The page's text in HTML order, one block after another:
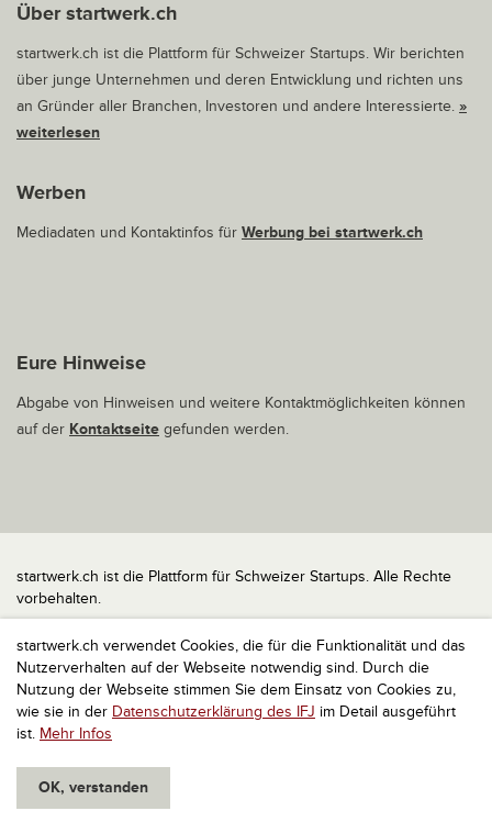
startwerk.ch verwendet Cookies, die für die Funktionalität und das
Nutzerverhalten auf der Webseite notwendig sind. Durch die
Nutzung der Webseite stimmen Sie dem Einsatz von Cookies zu,
wie sie in der Datenschutzerklärung des IFJ im Detail ausgeführt
ist. Mehr Infos
OK, verstanden
Über startwerk.ch
startwerk.ch ist die Plattform für Schweizer Startups. Wir berichten
über junge Unternehmen und deren Entwicklung und richten uns
an Gründer aller Branchen, Investoren und andere Interessierte. »
weiterlesen
Werben
Mediadaten und Kontaktinfos für Werbung bei startwerk.ch
Eure Hinweise
Abgabe von Hinweisen und weitere Kontaktmöglichkeiten können
auf der Kontaktseite gefunden werden.
startwerk.ch ist die Plattform für Schweizer Startups. Alle Rechte
vorbehalten.
Impressum
Kontakt
nach oben